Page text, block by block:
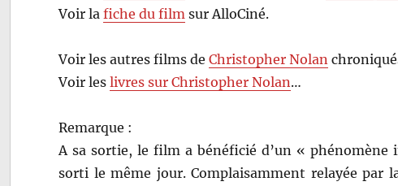
Voir lafiche du film sur AlloCiné.
Voir les autres films deChristopher Nolan
Voir leslivres sur Christopher Nolan…
Remarque :
A sa sortie, le film a bénéficié d’un « phénomène
sorti le même jour. Complaisamment relayée par